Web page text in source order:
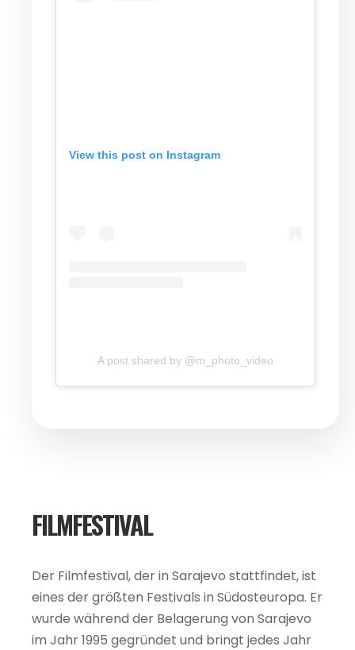
View this post on Instagram
A post shared by @m_photo_video
FILMFESTIVAL
Der Filmfestival, der in Sarajevo stattfindet, ist
eines der größten Festivals in Südosteuropa. Er
wurde während der Belagerung von Sarajevo
im Jahr 1995 gegründet und bringt jedes Jahr